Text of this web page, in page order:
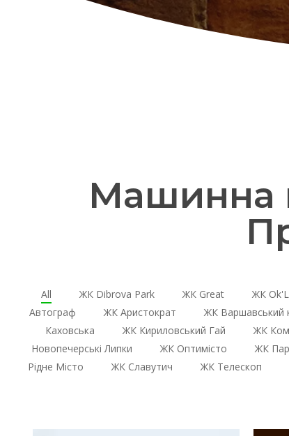
Машинна
All ЖК Dibrova Park ЖК Great ЖК
Автограф
ЖК Аристократ ЖК Варшавський
Каховська
ЖК Кириловський Гай ЖК
Новопечерські Липки
ЖК Оптимісто ЖК
Рідне Місто
ЖК Славутич ЖК Телескоп